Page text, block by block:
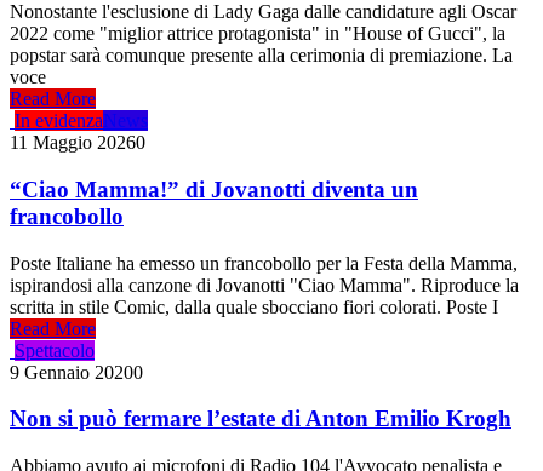
Nonostante l'esclusione di Lady Gaga dalle candidature agli Oscar
2022 come "miglior attrice protagonista" in "House of Gucci", la
popstar sarà comunque presente alla cerimonia di premiazione. La
voce
Read More
In evidenzaNews
11 Maggio 20260
“Ciao Mamma!” di Jovanotti diventa un
francobollo
Poste Italiane ha emesso un francobollo per la Festa della Mamma,
ispirandosi alla canzone di Jovanotti "Ciao Mamma". Riproduce la
scritta in stile Comic, dalla quale sbocciano fiori colorati. Poste I
Read More
Spettacolo
9 Gennaio 20200
Non si può fermare l’estate di Anton Emilio Krogh
Abbiamo avuto ai microfoni di Radio 104 l'Avvocato penalista e